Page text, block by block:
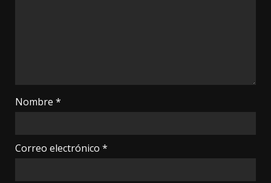
Nombre *
Correo electrónico *